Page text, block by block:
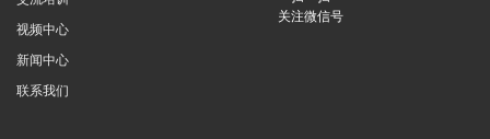
视频中心
新闻中心
联系我们
关注微信号